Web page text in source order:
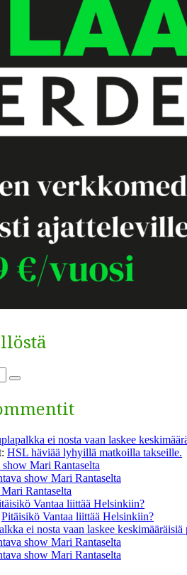
Haku
ei nosta vaan laskee
: HSL häviää lyhyillä matkoilla takseille.
show Mari Rantaselta
show Mari Rantaselta
Rantaselta
Vantaa liittää Helsinkiin?
Pitäisikö Vantaa liittää Helsinkiin?
ei nosta vaan laskee
show Mari Rantaselta
show Mari Rantaselta